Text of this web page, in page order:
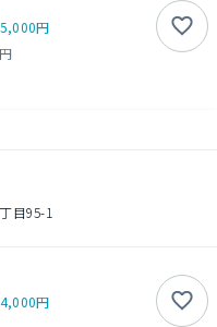
5,000円
目95-1
4,000円